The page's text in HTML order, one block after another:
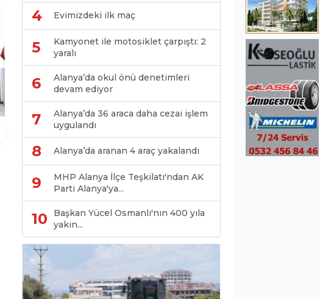
4 Evimizdeki ilk maç
5
Kamyonet ile motosiklet çarpıştı: 2
yaralı
6
Alanya’da okul önü denetimleri
devam ediyor
7
Alanya’da 36 araca daha cezai işlem
uygulandı
8 Alanya’da aranan 4 araç yakalandı
9
MHP Alanya İlçe Teşkilatı'ndan AK
Parti Alanya'ya...
10
Başkan Yücel Osmanlı'nın 400 yıla
yakın...